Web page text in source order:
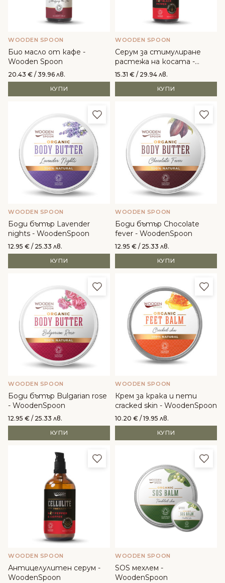
WOODEN SPOON
Био масло от кафе -
Wooden Spoon
20.43 € / 39.96 лв.
КУПИ
WOODEN SPOON
Серум за стимулиране
растежа на косата -
Wooden Spoon
15.31 € / 29.94 лв.
КУПИ
Добави в любими
WOODEN SPOON
Боди бътър Lavender
nights - WoodenSpoon
12.95 € / 25.33 лв.
КУПИ
WOODEN SPOON
Боди бътър Chocolate
fever - WoodenSpoon
12.95 € / 25.33 лв.
КУПИ
Добави в любими
WOODEN SPOON
Боди бътър Bulgarian rose
- WoodenSpoon
12.95 € / 25.33 лв.
КУПИ
WOODEN SPOON
Крем за крака и пети
cracked skin - WoodenSpoon
10.20 € / 19.95 лв.
КУПИ
Добави в любими
WOODEN SPOON
Антицелулитен серум -
WoodenSpoon
WOODEN SPOON
SOS мехлем -
WoodenSpoon